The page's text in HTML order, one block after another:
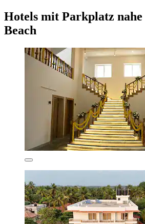
Hotels mit Parkplatz
Beach